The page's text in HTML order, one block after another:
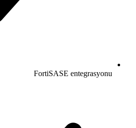
FortiSASE entegrasyonu